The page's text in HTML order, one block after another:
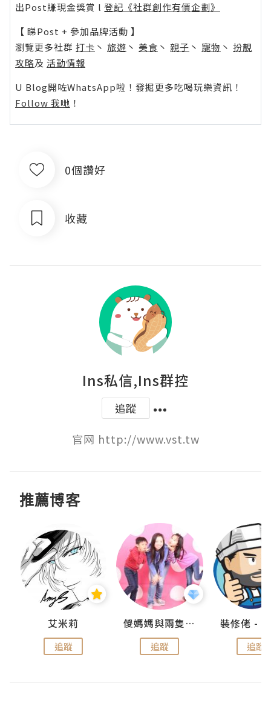
出Post賺現金獎賞 l 登記《社群創作有價企劃》
【 睇Post + 參加品牌活動 】
瀏覽更多社群 打卡 丶 旅遊 丶 美食 丶 親子 丶 寵物 丶 扮靚
攻略及 活動情報
U Blog開咗WhatsApp啦！發掘更多吃喝玩樂資訊！
Follow 我哋 ！
0個讚好
收藏
Ins私信,Ins群控
追蹤
官网 http://www.vst.tw
推薦博客
艾米莉
追蹤
儍媽媽與兩隻小魔怪之家
追蹤 追蹤